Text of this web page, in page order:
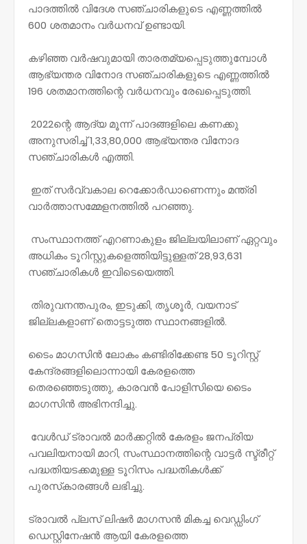
പാദത്തിൽ വിദേശ സഞ്ചാരികളുടെ എണ്ണത്തിൽ
600 ശതമാനം വർധനവ് ഉണ്ടായി.
കഴിഞ്ഞ വർഷവുമായി താരതമ്യപ്പെടുത്തുമ്പോൾ
ആഭ്യന്തര വിനോദ സഞ്ചാരികളുടെ എണ്ണത്തിൽ
196 ശതമാനത്തിന്റെ വർധനവും രേഖപ്പെടുത്തി.
2022ന്റെ ആദ്യ മൂന്ന് പാദങ്ങളിലെ കണക്കു
അനുസരിച്ച് 1,33,80,000 ആഭ്യന്തര വിനോദ
സഞ്ചാരികൾ എത്തി.
ഇത് സർവ്വകാല റെക്കോർഡാണെന്നും മന്ത്രി
വാർത്താസമ്മേളനത്തിൽ പറഞ്ഞു.
സംസ്ഥാനത്ത് എറണാകുളം ജില്ലയിലാണ് ഏറ്റവും
അധികം ടൂറിസ്റ്റുകളെത്തിയിട്ടുള്ളത് 28,93,631
സഞ്ചാരികൾ ഇവിടെയെത്തി.
തിരുവനന്തപുരം, ഇടുക്കി, തൃശൂർ, വയനാട്
ജില്ലകളാണ് തൊട്ടടുത്ത സ്ഥാനങ്ങളിൽ.
ടൈം മാഗസിൻ ലോകം കണ്ടിരിക്കേണ്ട 50 ടൂറിസ്റ്റ്
കേന്ദ്രങ്ങളിലൊന്നായി കേരളത്തെ
തെരഞ്ഞെടുത്തു, കാരവൻ പോളിസിയെ ടൈം
മാഗസിൻ അഭിനന്ദിച്ചു.
വേൾഡ് ട്രാവൽ മാർക്കറ്റിൽ കേരളം ജനപ്രിയ
പവലിയനായി മാറി, സംസ്ഥാനത്തിന്റെ വാട്ടർ സ്ട്രീറ്റ്
പദ്ധതിയടക്കമുള്ള ടൂറിസം പദ്ധതികൾക്ക്
പുരസ്‌കാരങ്ങൾ ലഭിച്ചു.
ട്രാവൽ പ്ലസ് ലിഷർ മാഗസൻ മികച്ച വെഡ്ഡിംഗ്
ഡെസ്റ്റിനേഷൻ ആയി കേരളത്തെ